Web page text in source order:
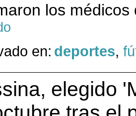
los
en: deportes,
elegido